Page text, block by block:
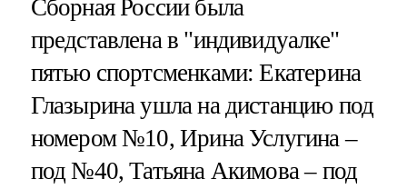
Сборная России была
представлена в "индивидуалке"
пятью спортсменками: Екатерина
Глазырина ушла на дистанцию под
номером №10, Ирина Услугина –
под №40, Татьяна Акимова – под